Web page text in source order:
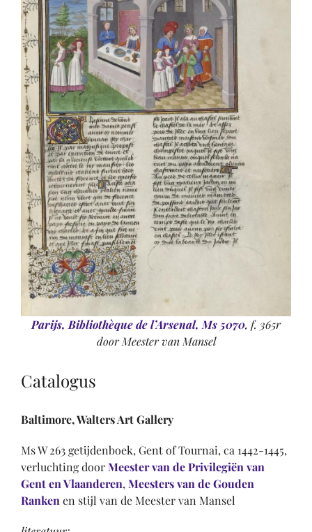
Parijs, Bibliothèque de l’Arsenal, Ms 5070, f. 365r
door Meester van Mansel
Catalogus
Baltimore, Walters Art Gallery
Ms W 263 getijdenboek, Gent of Tournai, ca 1442-1445,
verluchting doorMeester van de Privilegiën van
Gent en Vlaanderen,Meesters van de Gouden
Rankenen stijl van de Meester van Mansel